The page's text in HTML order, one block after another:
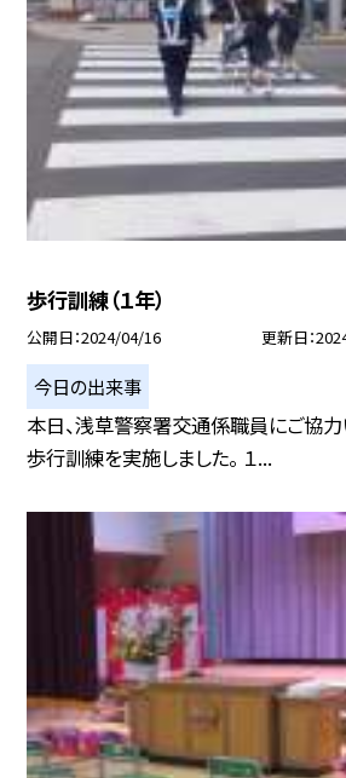
歩行訓練（１年）
公開日 2024/04/16 更新日
今日の出来事
本日、浅草警察署交通係職員にご協力
歩行訓練を実施しました。 １...